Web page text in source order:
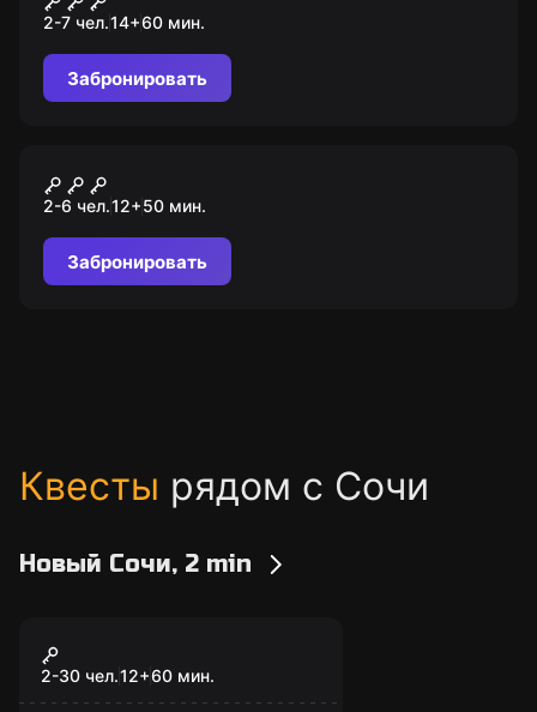
2-7 чел.14+60 мин.
Забронировать
Пиратская чума
2-6 чел.12+50 мин.
Забронировать
Квесты рядом с Сочи
Новый Сочи, 2 min
Прятки в темноте
2-30 чел.12+60 мин.